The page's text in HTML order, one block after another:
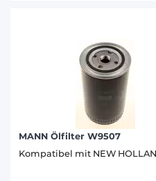
DAVID
DIECI
MANN Ölfilter W9507
Kompatibel mit NEW